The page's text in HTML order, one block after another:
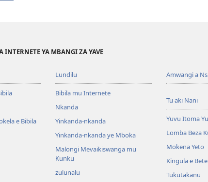
INTERNETE YA MBANGI ZA YAVE
e Bibila
Lundilu
Bibila mu Internete
Nkanda
Yinkanda-nkanda
Yinkanda-nkanda ye Mboka
Malongi Mevaikiswanga mu
Kunku
zulunalu
Amwangi a
Tu aki Nani
Yuvu Itoma
Lomba Beza
Mokena Yeto
Kingula e
Tukutakanu